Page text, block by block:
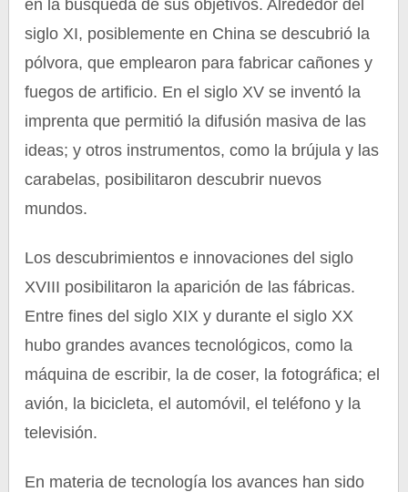
en la búsqueda de sus objetivos. Alrededor del
siglo XI, posiblemente en China se descubrió la
pólvora, que emplearon para fabricar cañones y
fuegos de artificio. En el siglo XV se inventó la
imprenta que permitió la difusión masiva de las
ideas; y otros instrumentos, como la brújula y las
carabelas, posibilitaron descubrir nuevos
mundos.
Los descubrimientos e innovaciones del siglo
XVIII posibilitaron la aparición de las fábricas.
Entre fines del siglo XIX y durante el siglo XX
hubo grandes avances tecnológicos, como la
máquina de escribir, la de coser, la fotográfica; el
avión, la bicicleta, el automóvil, el teléfono y la
televisión.
En materia de tecnología los avances han sido